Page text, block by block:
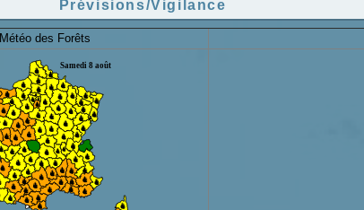
Prévisions/Vigilance
Météo des Forêts